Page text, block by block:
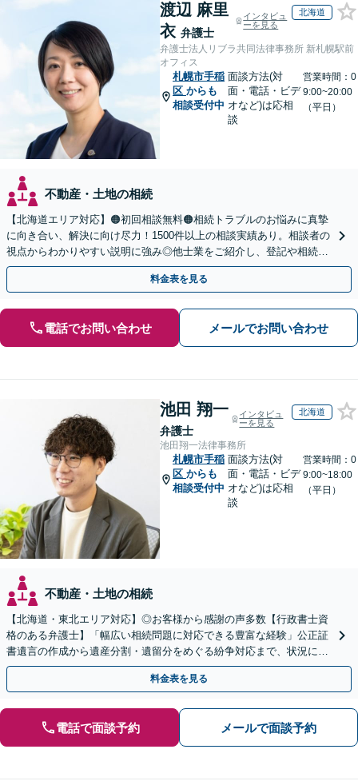
渡辺 麻里
衣 弁護士
インタビュ
ーを見る
北海道
弁護士法人リブラ共同法律事務所 新札幌駅前
オフィス
札幌市手稲
区 からも
相談受付中
面談方法(対
面・電話・ビデ
オなど)は応相
談
営業時間：0
9:00~20:00
（平日）
不動産・土地の相続
【北海道エリア対応】🟠初回相談無料🟠相続トラブルのお悩みに真摯
に向き合い、解決に向け尽力！1500件以上の相談実績あり。相談者の
視点からわかりやすい説明に強み◎他士業をご紹介し、登記や相続税
の申告までワンストップで対応【夜間相談可】
料金表を見る
電話でお問い合わせ メールでお問い合わせ
池田 翔一
弁護士
インタビュ
ーを見る
北海道
池田翔一法律事務所
札幌市手稲
区 からも
相談受付中
面談方法(対
面・電話・ビデ
オなど)は応相
談
営業時間：0
9:00~18:00
（平日）
不動産・土地の相続
【北海道・東北エリア対応】◎お客様から感謝の声多数【行政書士資
格のある弁護士】「幅広い相続問題に対応できる豊富な経験」公正証
書遺言の作成から遺産分割・遺留分をめぐる紛争対応まで、状況に応
じた最適な方法をご提案します【夜間相談可】
料金表を見る
電話で面談予約 メールで面談予約